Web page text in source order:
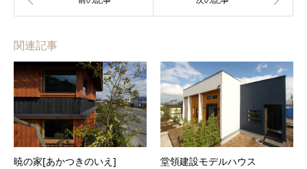
関連記事
暁の家[あかつきのいえ] 堂領建設モデルハウス